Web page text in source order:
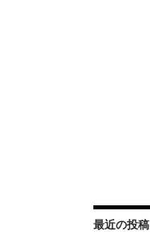
最近の投稿